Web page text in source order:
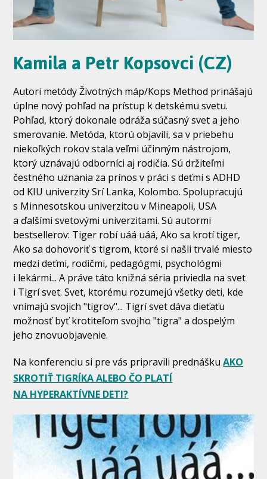
Kamila a Petr Kopsovci (CZ)
Autori metódy Životných máp/Kops Method prinášajú
úplne nový pohľad na prístup k detskému svetu.
Pohľad, ktorý dokonale odráža súčasný svet a jeho
smerovanie. Metóda, ktorú objavili, sa v priebehu
niekoľkých rokov stala veľmi účinným nástrojom,
ktorý uznávajú odborníci aj rodičia. Sú držiteľmi
čestného uznania za prínos v práci s deťmi s ADHD
od KIU univerzity Srí Lanka, Kolombo. Spolupracujú
s Minnesotskou univerzitou v Mineapoli, USA
a ďalšími svetovými univerzitami. Sú autormi
bestsellerov: Tiger robí uáá uáá, Ako sa krotí tiger,
Ako sa dohovoriť s tigrom, ktoré si našli trvalé miesto
medzi deťmi, rodičmi, pedagógmi, psychológmi
i lekármi... A práve táto knižná séria priviedla na svet
i Tigrí svet. Svet, ktorému rozumejú všetky deti, kde
vnímajú svojich "tigrov"... Tigrí svet dáva dieťaťu
možnosť byť krotiteľom svojho "tigra" a dospelým
jeho znovuobjavenie.
Na konferenciu si pre vás pripravili prednáškuAKO
SKROTIŤ TIGRÍKA ALEBO ČO PLATÍ
NA HYPERAKTÍVNE DETI?